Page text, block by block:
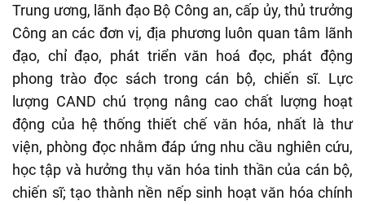
Trung ương, lãnh đạo Bộ Công an, cấp ủy, thủ trưởng
Công an các đơn vị, địa phương luôn quan tâm lãnh
đạo, chỉ đạo, phát triển văn hoá đọc, phát động
phong trào đọc sách trong cán bộ, chiến sĩ. Lực
lượng CAND chú trọng nâng cao chất lượng hoạt
động của hệ thống thiết chế văn hóa, nhất là thư
viện, phòng đọc nhằm đáp ứng nhu cầu nghiên cứu,
học tập và hưởng thụ văn hóa tinh thần của cán bộ,
chiến sĩ; tạo thành nền nếp sinh hoạt văn hóa chính